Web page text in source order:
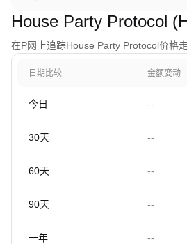
House Party Protocol
在P网上追踪House Party Protocol价格
日期比较 金额变动
今日 --
30天 --
60天 --
90天 --
一年 --